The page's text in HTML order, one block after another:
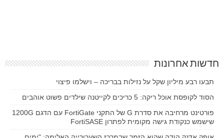
חדשות אחרונות
תבעו רבע מיליון שקל על נזילות בבריכה – וישלמו פיצוי
הסוד לקופסת אוכל ריקה: 5 כריכים לקייטנה שילדים פשוט אוהבים
פורטינט מרחיבה את סדרת G של התקני FortiGate עם הדגם 1200G
שישמש כנקודת גישה מקומית לפתרון FortiSASE